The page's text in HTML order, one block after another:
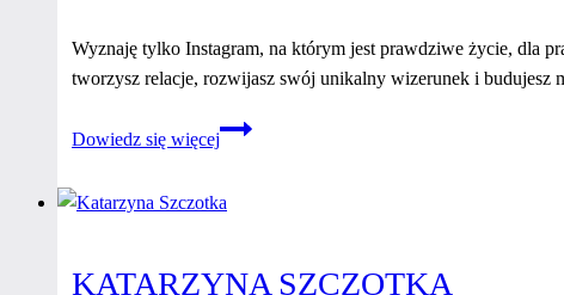
Wyznaję tylko Instagram, na którym jest prawdziwe życie, dla
tworzysz relacje, rozwijasz swój unikalny wizerunek i budujesz
Dowiedz się więcej
Marta
KATARZYNA SZCZOTKA